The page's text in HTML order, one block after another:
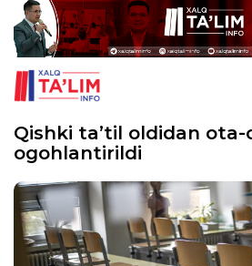
Qishki ta’til oldidan ota-
ogohlantirildi